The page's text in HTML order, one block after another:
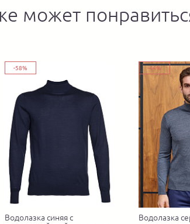
может
-58%
Водолазка синяя с
-44%
Водолазка